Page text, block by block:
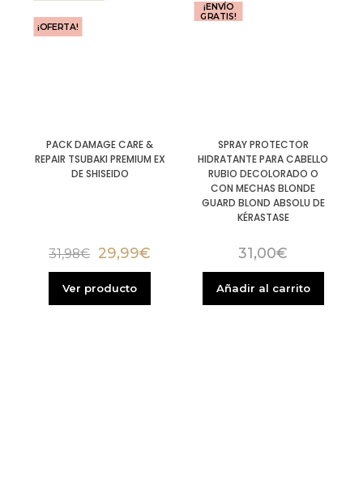
¡OFERTA!
PACK DAMAGE CARE &
REPAIR TSUBAKI PREMIUM EX
DE SHISEIDO
31,98€ 29,99€
Ver producto
¡ENVÍO
GRATIS!
SPRAY PROTECTOR
HIDRATANTE PARA CABELLO
RUBIO DECOLORADO O
CON MECHAS BLONDE
GUARD BLOND ABSOLU DE
KÉRASTASE
31,00€
Añadir al carrito